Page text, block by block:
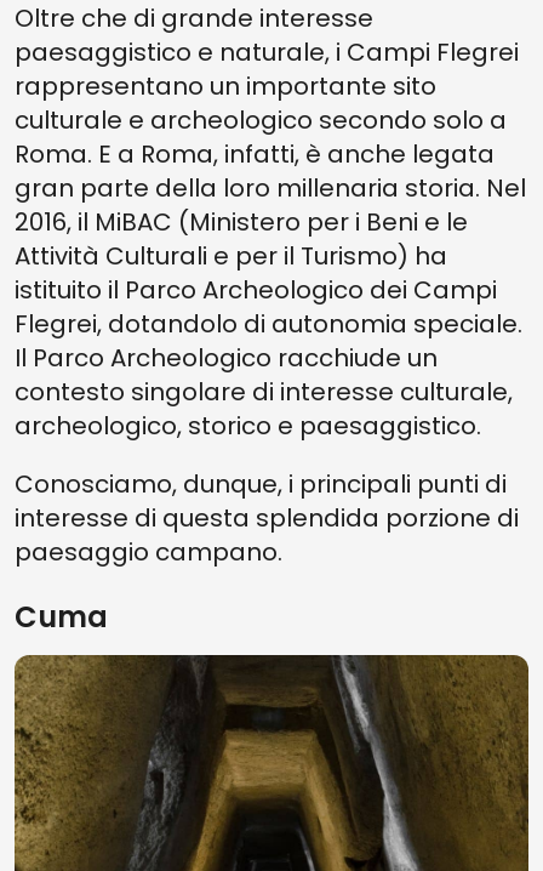
Oltre che di grande interesse
paesaggistico e naturale, i Campi Flegrei
rappresentano un importante sito
culturale e archeologico secondo solo a
Roma. E a Roma, infatti, è anche legata
gran parte della loro millenaria storia. Nel
2016, il MiBAC (Ministero per i Beni e le
Attività Culturali e per il Turismo) ha
istituito il Parco Archeologico dei Campi
Flegrei, dotandolo di autonomia speciale.
Il Parco Archeologico racchiude un
contesto singolare di interesse culturale,
archeologico, storico e paesaggistico.
Conosciamo, dunque, i principali punti di
interesse di questa splendida porzione di
paesaggio campano.
Cuma